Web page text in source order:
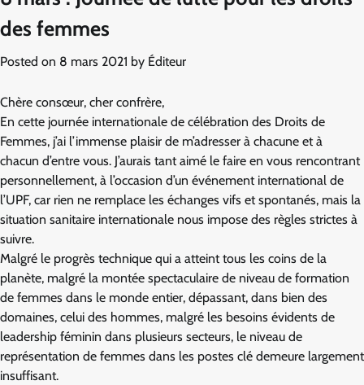
des femmes
Posted on 8 mars 2021 by Éditeur
Chère consœur, cher confrère,
En cette journée internationale de célébration des Droits de
Femmes, j’ai l’immense plaisir de m’adresser à chacune et à
chacun d’entre vous. J’aurais tant aimé le faire en vous rencontrant
personnellement, à l’occasion d’un événement international de
l’UPF, car rien ne remplace les échanges vifs et spontanés, mais la
situation sanitaire internationale nous impose des règles strictes à
suivre.
Malgré le progrès technique qui a atteint tous les coins de la
planète, malgré la montée spectaculaire de niveau de formation
de femmes dans le monde entier, dépassant, dans bien des
domaines, celui des hommes, malgré les besoins évidents de
leadership féminin dans plusieurs secteurs, le niveau de
représentation de femmes dans les postes clé demeure largement
insuffisant.